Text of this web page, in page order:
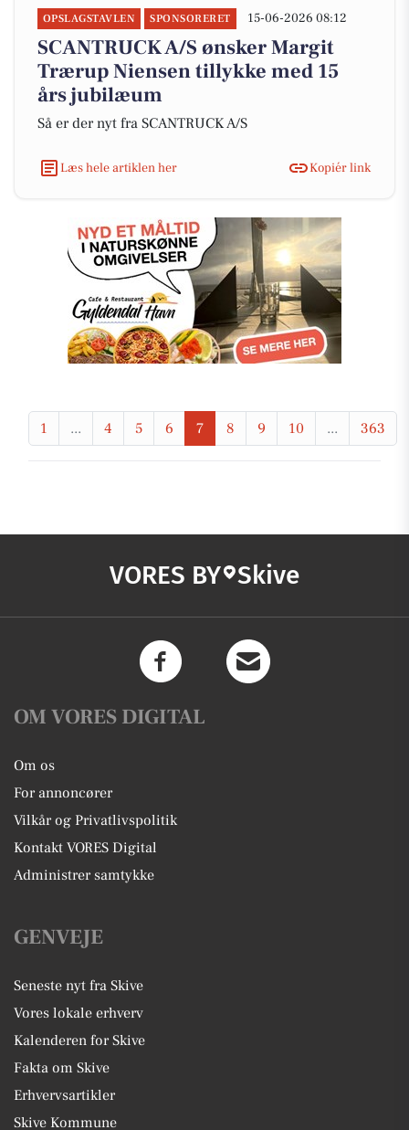
OPSLAGSTAVLEN SPONSORERET 15-06-2026 08:12
SCANTRUCK A/S ønsker Margit
Trærup Niensen tillykke med 15
års jubilæum
Så er der nyt fra SCANTRUCK A/S
Læs hele artiklen her Kopiér link
1 ... 4 5 6 7 8 9 10 ... 363
VORES BY Skive
OM VORES DIGITAL
Om os
For annoncører
Vilkår og Privatlivspolitik
Kontakt VORES Digital
Administrer samtykke
GENVEJE
Seneste nyt fra Skive
Vores lokale erhverv
Kalenderen for Skive
Fakta om Skive
Erhvervsartikler
Skive Kommune